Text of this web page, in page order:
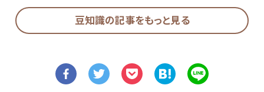
豆知識の記事をもっと見る